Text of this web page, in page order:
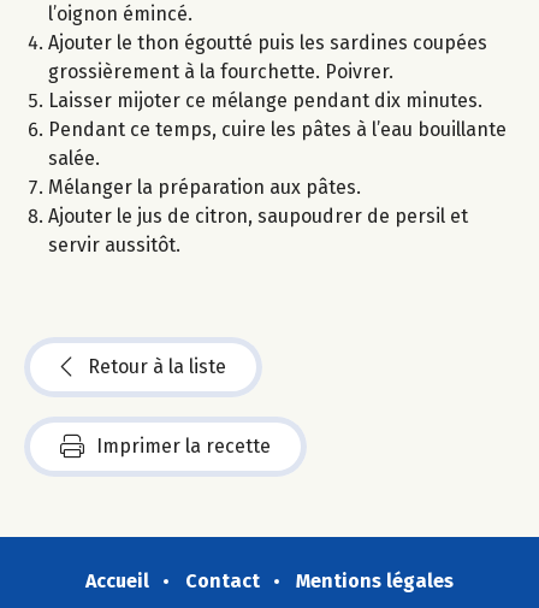
l’oignon émincé.
Ajouter le thon égoutté puis les sardines coupées
grossièrement à la fourchette. Poivrer.
Laisser mijoter ce mélange pendant dix minutes.
Pendant ce temps, cuire les pâtes à l’eau bouillante
salée.
Mélanger la préparation aux pâtes.
Ajouter le jus de citron, saupoudrer de persil et
servir aussitôt.
Retour à la liste
Imprimer la recette
Accueil Contact
Mentions légales